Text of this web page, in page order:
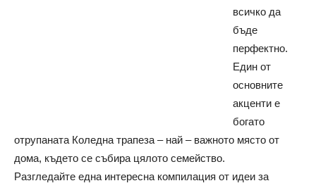
всичко да
бъде
перфектно.
Един от
основните
акценти е
богато
отрупаната Коледна трапеза – най – важното място от
дома, където се събира цялото семейство.
Разгледайте една интересна компилация от идеи за